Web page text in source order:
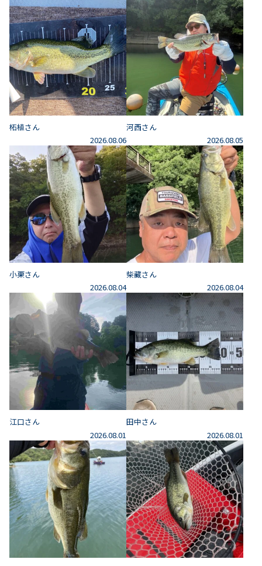
柘植さん
2026.08.06
河西さん
2026.08.05
小栗さん
2026.08.04
柴藏さん
2026.08.04
江口さん
2026.08.01
田中さん
2026.08.01